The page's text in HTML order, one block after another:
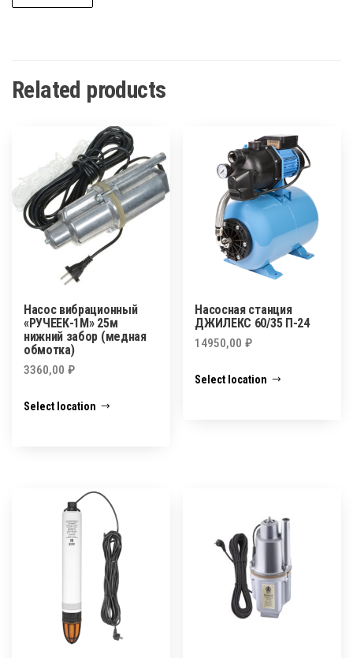
Related products
Насос вибрационный
«РУЧЕЕК-1М» 25м
нижний забор (медная
обмотка)
3360,00 ₽
Select location
Насосная станция
ДЖИЛЕКС 60/35 П-24
14950,00₽
Select location